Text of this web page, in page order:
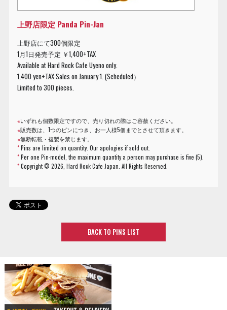
上野店限定 Panda Pin-Jan
上野店にて300個限定
1月1日発売予定 ￥1,400+TAX
Available at Hard Rock Cafe Uyeno only.
1,400 yen+TAX Sales on January 1. (Scheduled）
Limited to 300 pieces.
※いずれも個数限定ですので、売り切れの際はご容赦ください。
※販売数は、1つのピンにつき、お一人様5個までとさせて頂きます。
※無断転載・複製を禁じます。
*Pins are limited on quantity. Our apologies if sold out.
*Per one Pin-model, the maximum quantity a person may purchase is five (5).
*Copyright ©2026, Hard Rock Cafe Japan. All Rights Reserved.
BACK TO PINS LIST